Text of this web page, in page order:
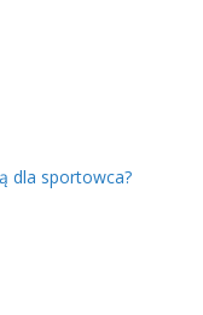
dla sportowca?